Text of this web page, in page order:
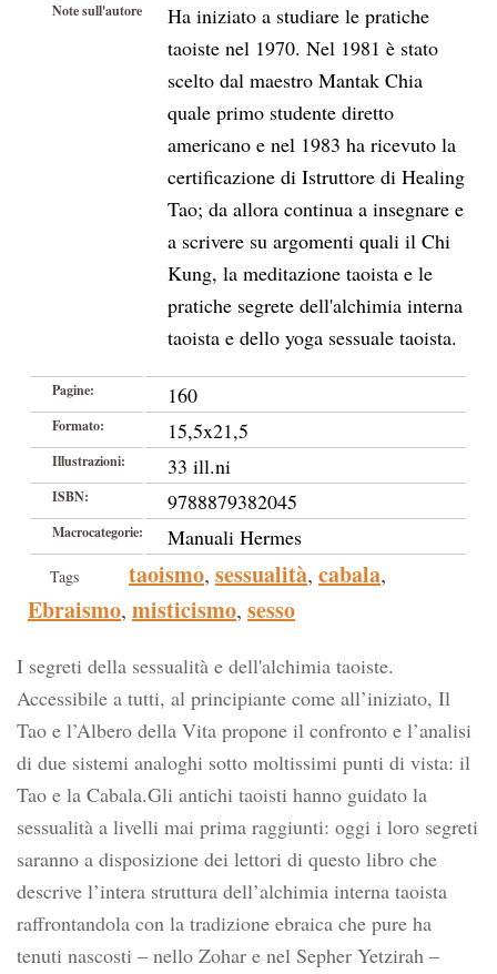
Note sull'autore
Ha iniziato a studiare le pratiche
taoiste nel 1970. Nel 1981 è stato
scelto dal maestro Mantak Chia
quale primo studente diretto
americano e nel 1983 ha ricevuto la
certificazione di Istruttore di Healing
Tao; da allora continua a insegnare e
a scrivere su argomenti quali il Chi
Kung, la meditazione taoista e le
pratiche segrete dell'alchimia interna
taoista e dello yoga sessuale taoista.
Pagine: 160
Formato: 15,5x21,5
Illustrazioni: 33 ill.ni
ISBN: 9788879382045
Macrocategorie: Manuali Hermes
Tags taoismo, sessualità, cabala,
Ebraismo, misticismo, sesso
I segreti della sessualità e dell'alchimia taoiste.
Accessibile a tutti, al principiante come all’iniziato, Il
Tao e l’Albero della Vita propone il confronto e l’analisi
di due sistemi analoghi sotto moltissimi punti di vista: il
Tao e la Cabala.Gli antichi taoisti hanno guidato la
sessualità a livelli mai prima raggiunti: oggi i loro segreti
saranno a disposizione dei lettori di questo libro che
descrive l’intera struttura dell’alchimia interna taoista
raffrontandola con la tradizione ebraica che pure ha
tenuti nascosti – nello Zohar e nel Sepher Yetzirah –